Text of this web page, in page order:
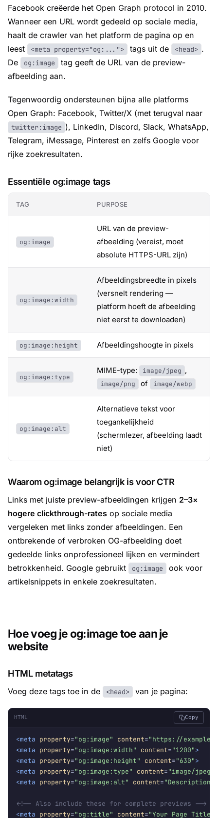
Facebook creëerde het Open Graph protocol in 2010.
Wanneer een URL wordt gedeeld op sociale media,
haalt de crawler van het platform de pagina op en
leest
<meta property="og:..."> tags uit de <head> .
De
og:image
tag geeft de URL van de preview-
afbeelding aan.
Tegenwoordig ondersteunen bijna alle platforms
Open Graph: Facebook, Twitter/X (met terugval naar
twitter:image ), LinkedIn, Discord, Slack, WhatsApp,
Telegram, iMessage, Pinterest en zelfs Google voor
rijke zoekresultaten.
Essentiële og:image tags
TAG PURPOSE
og:image
URL van de preview-
afbeelding (vereist, moet
absolute HTTPS-URL zijn)
og:image:width
Afbeeldingsbreedte in pixels
(versnelt rendering —
platform hoeft de afbeelding
niet eerst te downloaden)
og:image:height Afbeeldingshoogte in pixels
og:image:type
MIME-type: image/jpeg ,
image/png of image/webp
og:image:alt
Alternatieve tekst voor
toegankelijkheid
(schermlezer, afbeelding laadt
niet)
Waarom og:image belangrijk is voor CTR
Links met juiste preview-afbeeldingen krijgen 2–3×
hogere clickthrough-rates op sociale media
vergeleken met links zonder afbeeldingen. Een
ontbrekende of verbroken OG-afbeelding doet
gedeelde links onprofessioneel lijken en vermindert
betrokkenheid. Google gebruikt
og:image
ook voor
artikelsnippets in enkele zoekresultaten.
Hoe voeg je og:image toe aan je
website
HTML metatags
Voeg deze tags toe in de <head> van je pagina:
HTML Copy
<meta property="og:image" content="https://
<meta property="og:image:width" content="1200">
<meta property="og:image:height" content="630">
<meta property="og:image:type" content="image/jpeg"
<meta property="og:image:alt" content="Description
<!-- Also include these for complete previews -->
<meta property="og:title" content="Your Page Title"